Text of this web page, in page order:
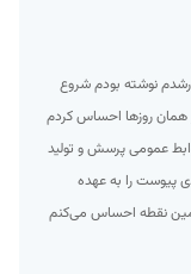
نوشته بودم شروع
در همان روزها احساس کردم
با کار در آژانس روابط عمومی پرسش و تولید
پیوست را به عهده
همین نقطه احساس می‌کنم